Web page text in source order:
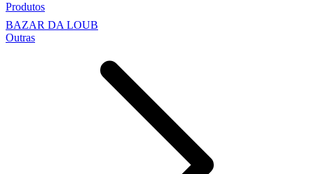
BAZAR DA LOUB
Outras
Produtos